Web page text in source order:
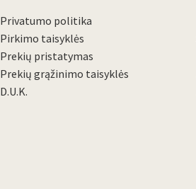
Privatumo politika
Pirkimo taisyklės
Prekių pristatymas
Prekių grąžinimo taisyklės
D.U.K.